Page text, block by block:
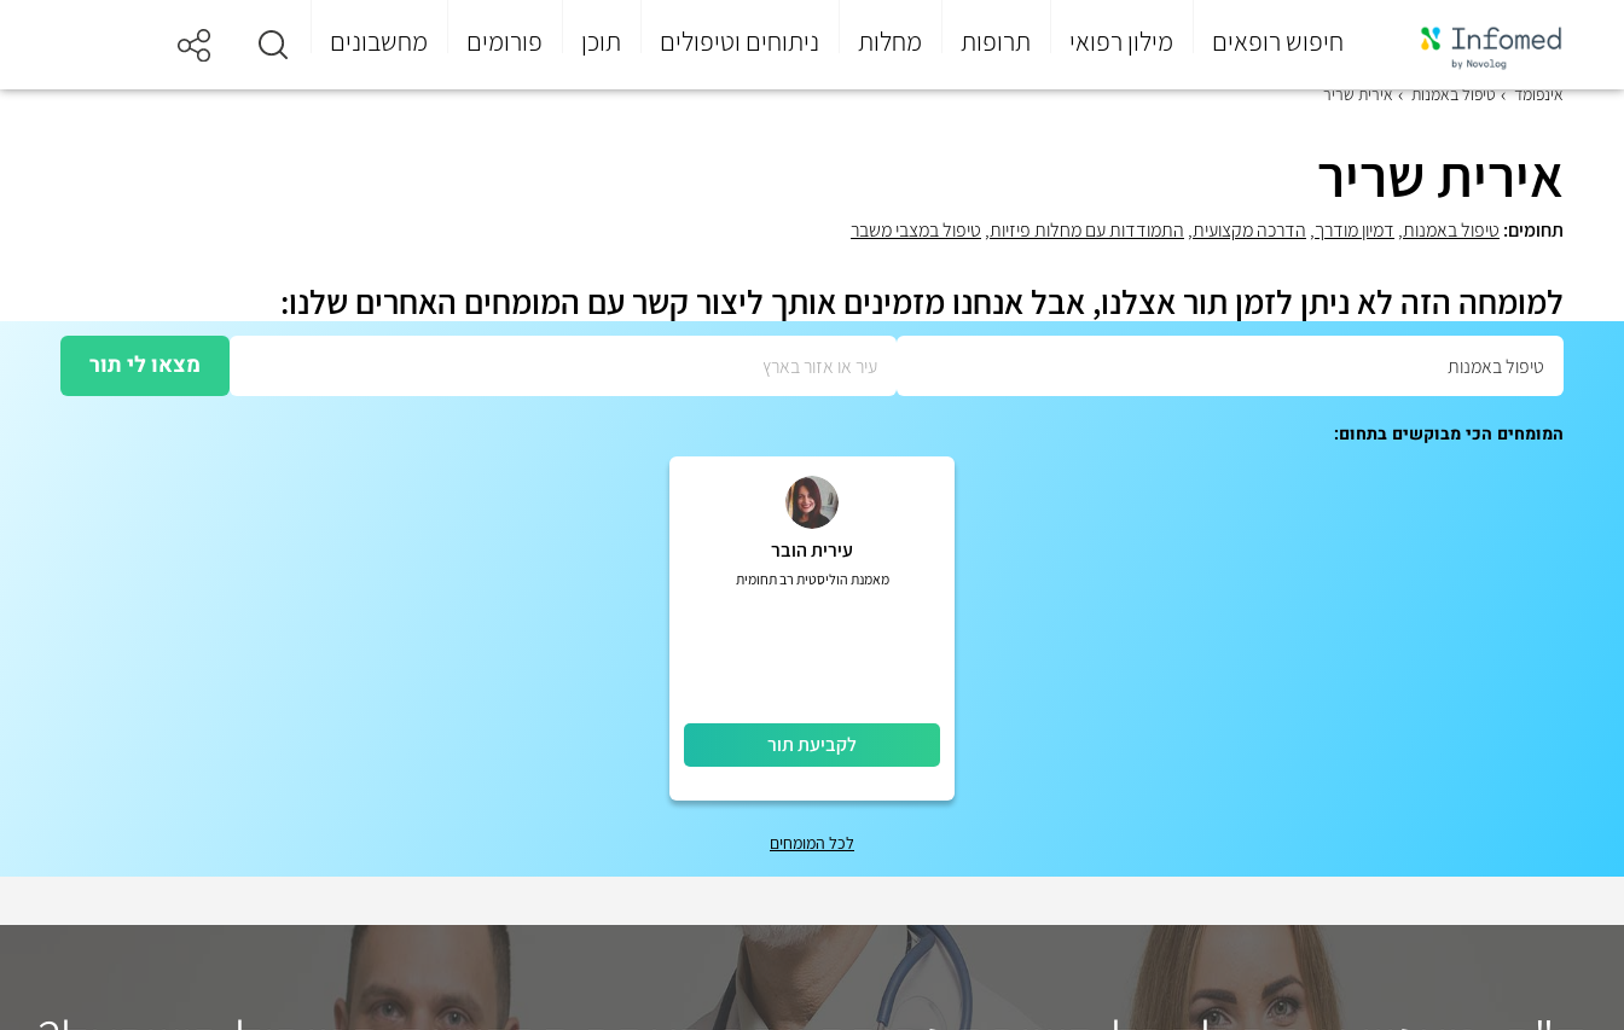
חיפוש רופאים מילון רפואי תרופות מחלות ניתוחים וטיפולים תוכן פורומים מחשבונים
סוף
אינפומד טיפול באמנות אירית שריר
אירית שריר
תחומים: טיפול באמנות, דמיון מודרך, הדרכה מקצועית, התמודדות עם מחלות פיזיות, טיפול במצבי משבר
למומחה הזה לא ניתן לזמן תור אצלנו, אבל אנחנו מזמינים אותך ליצור קשר עם המומחים האחרים שלנו:
מצאו לי תור
המומחים הכי מבוקשים בתחום:
עירית הובר
מאמנת הוליסטית רב תחומית
לקביעת תור
לכל המומחים